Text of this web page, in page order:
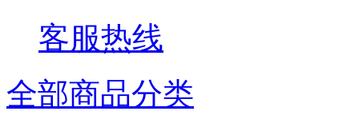
客服热线
全部商品分类